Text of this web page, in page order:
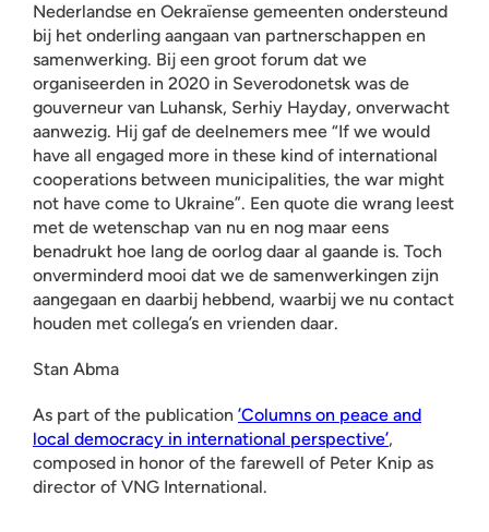
Nederlandse en Oekraïense gemeenten ondersteund
bij het onderling aangaan van partnerschappen en
samenwerking. Bij een groot forum dat we
organiseerden in 2020 in Severodonetsk was de
gouverneur van Luhansk, Serhiy Hayday, onverwacht
aanwezig. Hij gaf de deelnemers mee “If we would
have all engaged more in these kind of international
cooperations between municipalities, the war might
not have come to Ukraine”. Een quote die wrang leest
met de wetenschap van nu en nog maar eens
benadrukt hoe lang de oorlog daar al gaande is. Toch
onverminderd mooi dat we de samenwerkingen zijn
aangegaan en daarbij hebbend, waarbij we nu contact
houden met collega’s en vrienden daar.
Stan Abma
As part of the publication ’Columns on peace and
local democracy in international perspective’,
composed in honor of the farewell of Peter Knip as
director of VNG International.